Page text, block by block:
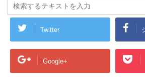
Twitter
Google+